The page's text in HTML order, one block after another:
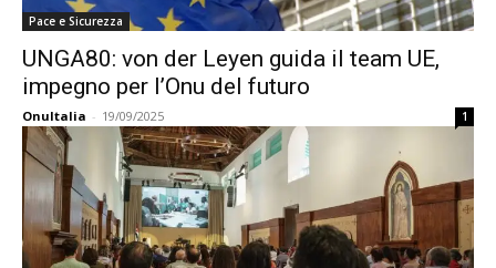
Pace e Sicurezza
UNGA80: von der Leyen guida il team UE,
impegno per l’Onu del futuro
OnuItalia - 19/09/2025 1